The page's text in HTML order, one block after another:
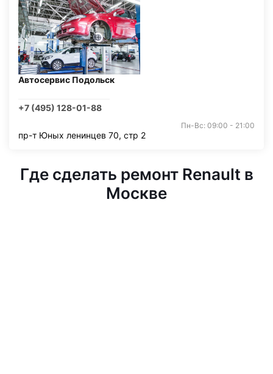
Автосервис Подольск
+7 (495) 128-01-88
Пн-Вс: 09:00 - 21:00
пр-т Юных ленинцев 70, стр 2
Где сделать ремонт Renault в
Москве